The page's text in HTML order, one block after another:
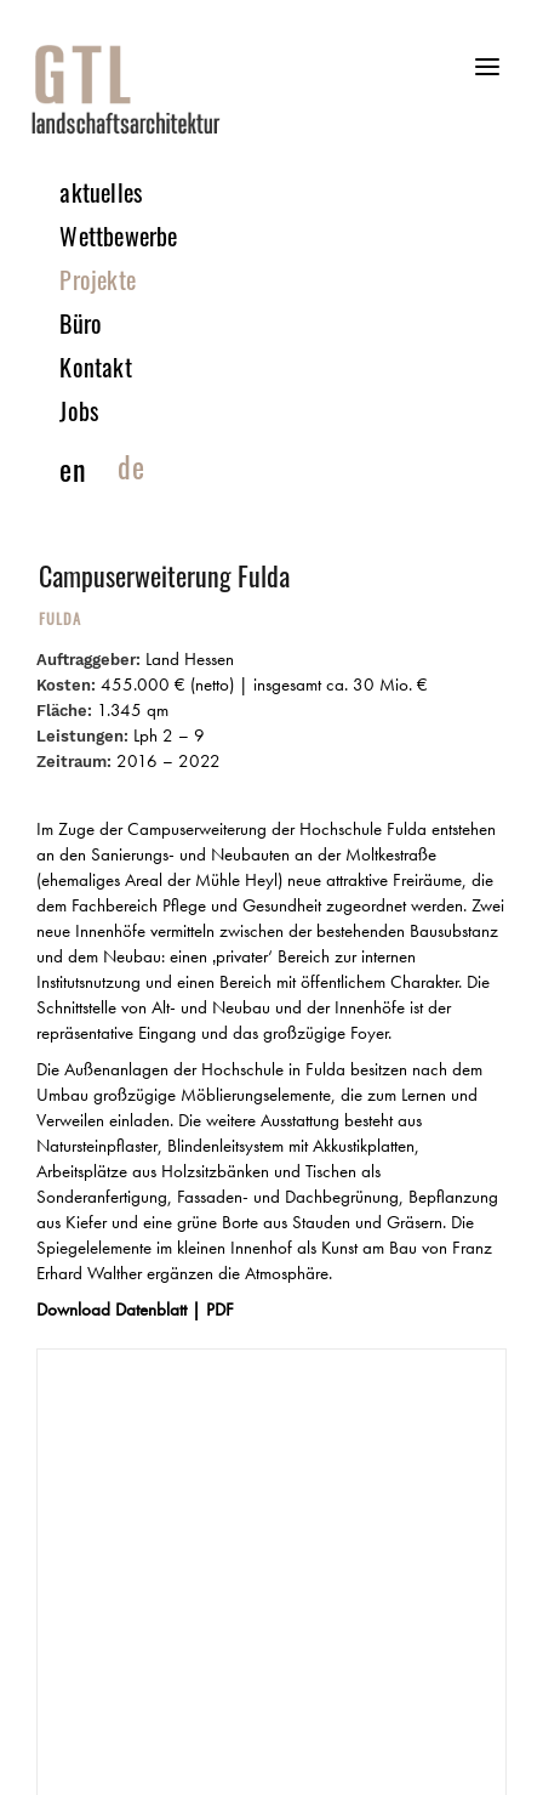
aktuelles
Wettbewerbe
Projekte
Büro
Kontakt
Jobs
en de
Campuserweiterung Fulda
FULDA
Auftraggeber: Land Hessen
Kosten: 455.000 € (netto) | insgesamt ca. 30 Mio. €
Fläche: 1.345 qm
Leistungen: Lph 2 – 9
Zeitraum: 2016 – 2022
Im Zuge der Campuserweiterung der Hochschule Fulda entstehen
an den Sanierungs- und Neubauten an der Moltkestraße
(ehemaliges Areal der Mühle Heyl) neue attraktive Freiräume, die
dem Fachbereich Pflege und Gesundheit zugeordnet werden. Zwei
neue Innenhöfe vermitteln zwischen der bestehenden Bausubstanz
und dem Neubau: einen ‚privater‘ Bereich zur internen
Institutsnutzung und einen Bereich mit öffentlichem Charakter. Die
Schnittstelle von Alt- und Neubau und der Innenhöfe ist der
repräsentative Eingang und das großzügige Foyer.
Die Außenanlagen der Hochschule in Fulda besitzen nach dem
Umbau großzügige Möblierungselemente, die zum Lernen und
Verweilen einladen. Die weitere Ausstattung besteht aus
Natursteinpflaster, Blindenleitsystem mit Akkustikplatten,
Arbeitsplätze aus Holzsitzbänken und Tischen als
Sonderanfertigung, Fassaden- und Dachbegrünung, Bepflanzung
aus Kiefer und eine grüne Borte aus Stauden und Gräsern. Die
Spiegelelemente im kleinen Innenhof als Kunst am Bau von Franz
Erhard Walther ergänzen die Atmosphäre.
Download Datenblatt | PDF